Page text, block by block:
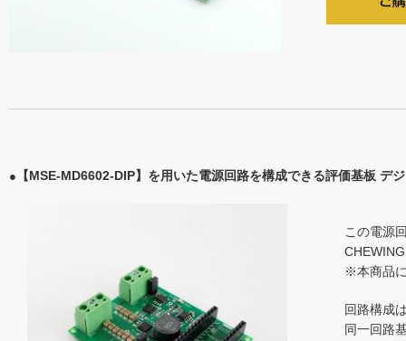
● 【MSE-MD6602-DIP】 を用いた電源回路を構成できる評価基板 デ
この電源
※本商品
回路構成
同一回路